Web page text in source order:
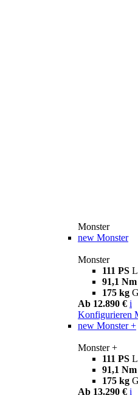
Monster
new Monster
Monster
111 PS
91,1 Nm
175 kg
Ab 12.890 € i
Konfigurieren
new Monster +
Monster +
111 PS
91,1 Nm
175 kg
Ab 13.290 € i